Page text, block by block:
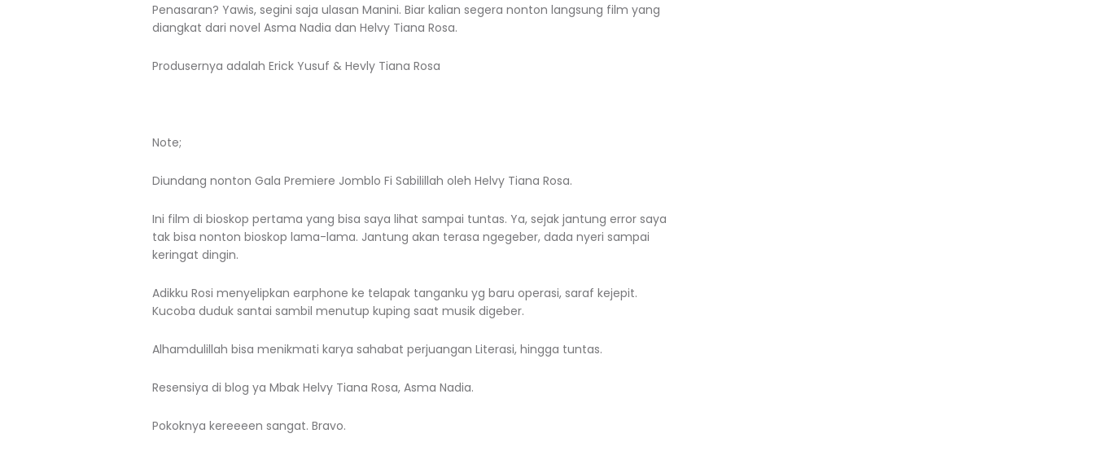
Penasaran? Yawis, segini saja ulasan Manini. Biar kalian segera nonton langsung film yang
diangkat dari novel Asma Nadia dan Helvy Tiana Rosa.
Produsernya adalah Erick Yusuf & Hevly Tiana Rosa
Note;
Diundang nonton Gala Premiere Jomblo Fi Sabilillah oleh Helvy Tiana Rosa.
Ini film di bioskop pertama yang bisa saya lihat sampai tuntas. Ya, sejak jantung error saya
tak bisa nonton bioskop lama-lama. Jantung akan terasa ngegeber, dada nyeri sampai
keringat dingin.
Adikku Rosi menyelipkan earphone ke telapak tanganku yg baru operasi, saraf kejepit.
Kucoba duduk santai sambil menutup kuping saat musik digeber.
Alhamdulillah bisa menikmati karya sahabat perjuangan Literasi, hingga tuntas.
Resensiya di blog ya Mbak Helvy Tiana Rosa, Asma Nadia.
Pokoknya kereeeen sangat. Bravo.